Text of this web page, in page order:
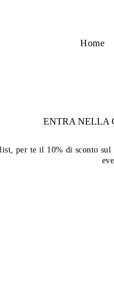
Home
ENTRA NELLA
per te il 10% di sconto